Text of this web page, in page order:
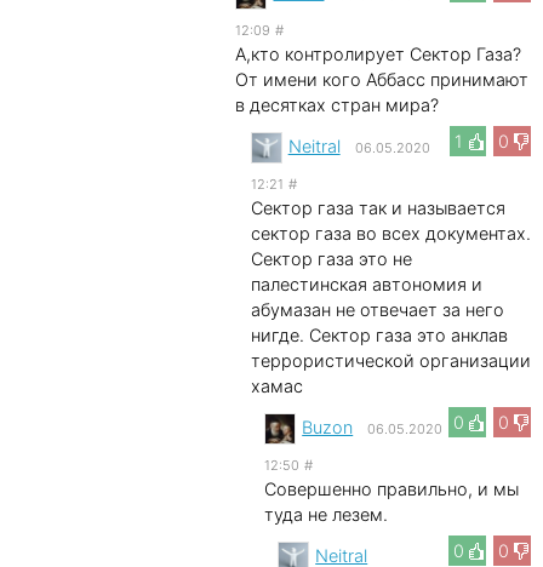
12:09 #
А,кто контролирует Сектор Газа?
От имени кого Аббасс принимают
в десятках стран мира?
1
0
Neitral 06.05.2020
12:21 #
Сектор газа так и называется
сектор газа во всех документах.
Сектор газа это не
палестинская автономия и
абумазан не отвечает за него
нигде. Сектор газа это анклав
террористической организации
хамас
0
0
Buzon 06.05.2020
12:50 #
Совершенно правильно, и мы
туда не лезем.
0
0
Neitral